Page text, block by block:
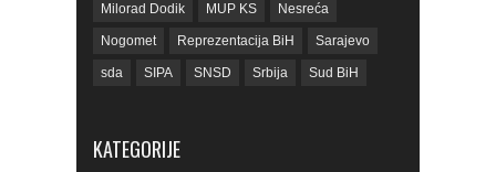
Milorad Dodik MUP KS Nesreća
Nogomet Reprezentacija BiH Sarajevo
sda SIPA SNSD Srbija Sud BiH
KATEGORIJE